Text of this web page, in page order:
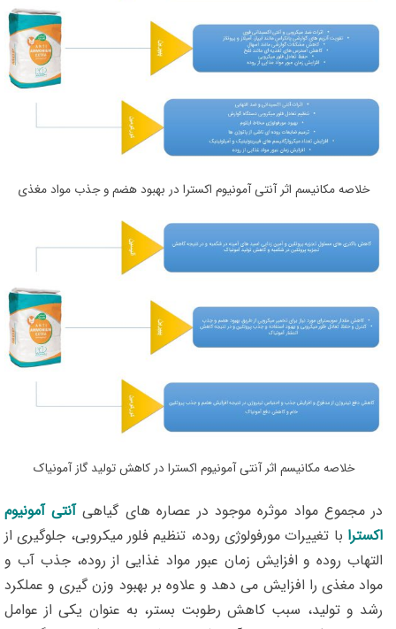
خلاصه مکانیسم اثر آنتی آمونیوم اکسترا در بهبود هضم و جذب مواد مغذی
خلاصه مکانیسم اثر آنتی آمونیوم اکسترا در کاهش تولید گاز آمونیاک
در مجموع مواد موثره موجود در عصاره های گیاهی آنتی آمونیوم
اکسترا با تغییرات مورفولوژی روده، تنظیم فلور میکروبی، جلوگیری از
التهاب روده و افزایش زمان عبور مواد غذایی از روده، جذب آب و
مواد مغذی را افزایش می دهد و علاوه بر بهبود وزن گیری و عملکرد
رشد و تولید، سبب کاهش رطوبت بستر، به عنوان یکی از عوامل